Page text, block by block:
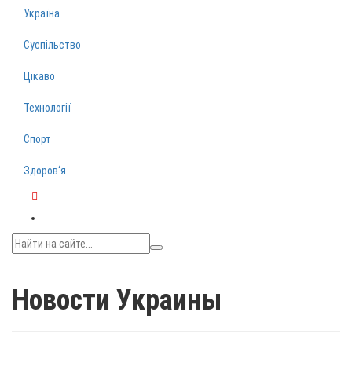
Україна
Суспільство
Цікаво
Технології
Спорт
Здоров‘я
Новости Украины